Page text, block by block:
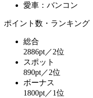
愛車：バンコン
ポイント数・ランキング
総合
2886pt／2位
スポット
890pt／2位
ボーナス
1800pt／1位